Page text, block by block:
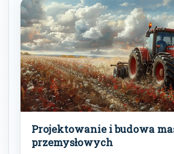
Projektowanie i budowa
przemysłowych